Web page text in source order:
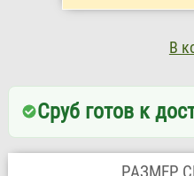
В
Сруб готов к
РАЗМЕР